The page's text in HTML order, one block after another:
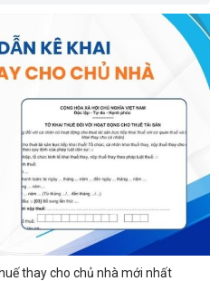
thay cho chủ nhà mới nhất